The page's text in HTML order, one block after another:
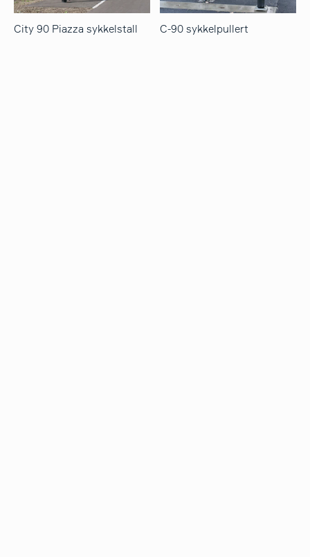
City 90 Piazza sykkelstall C-90 sykkelpullert